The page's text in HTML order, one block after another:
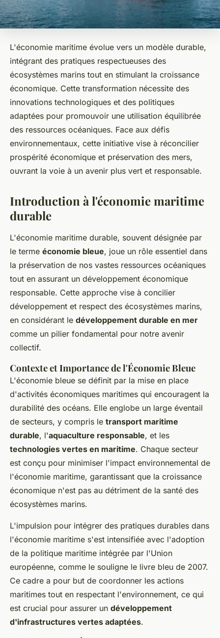
L'économie maritime évolue vers un modèle durable,
intégrant des pratiques respectueuses des
écosystèmes marins tout en stimulant la croissance
économique. Cette transformation nécessite des
innovations technologiques et des politiques
adaptées pour promouvoir une utilisation équilibrée
des ressources océaniques. Face aux défis
environnementaux, cette initiative vise à réconcilier
prospérité économique et préservation des mers,
ouvrant la voie à un avenir plus vert et responsable.
Introduction à l'économie maritime
durable
L'économie maritime durable, souvent désignée par
le terme économie bleue, joue un rôle essentiel dans
la préservation de nos vastes ressources océaniques
tout en assurant un développement économique
responsable. Cette approche vise à concilier
développement et respect des écosystèmes marins,
en considérant le développement durable en mer
comme un pilier fondamental pour notre avenir
collectif.
Contexte et Importance de l'Économie Bleue
L'économie bleue se définit par la mise en place
d'activités économiques maritimes qui encouragent la
durabilité des océans. Elle englobe un large éventail
de secteurs, y compris le transport maritime
durable, l'aquaculture responsable, et les
technologies vertes en maritime. Chaque secteur
est conçu pour minimiser l'impact environnemental de
l'économie maritime, garantissant que la croissance
économique n'est pas au détriment de la santé des
écosystèmes marins.
L'impulsion pour intégrer des pratiques durables dans
l'économie maritime s'est intensifiée avec l'adoption
de la politique maritime intégrée par l'Union
européenne, comme le souligne le livre bleu de 2007.
Ce cadre a pour but de coordonner les actions
maritimes tout en respectant l'environnement, ce qui
est crucial pour assurer un développement
d'infrastructures vertes adaptées.